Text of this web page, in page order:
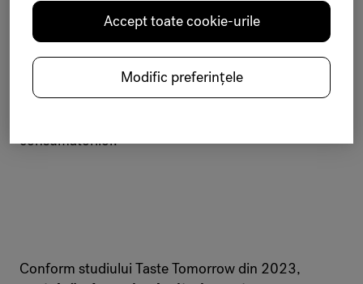
Belcolade are o gamă vastă de produse din ciocolată
realizate cu măiestrie pentru profesioniști, de
către profesioniști. Aceste creații sunt rezultatul
unor eforturi comune, realizateîn parteneriate cu
ciocolatieri, patiseri și brutaricare sunt mereu la
consumatorilor.
Conform studiului Taste Tomorrow din 2023,
Accept toate cookie-urile
Modific preferințele